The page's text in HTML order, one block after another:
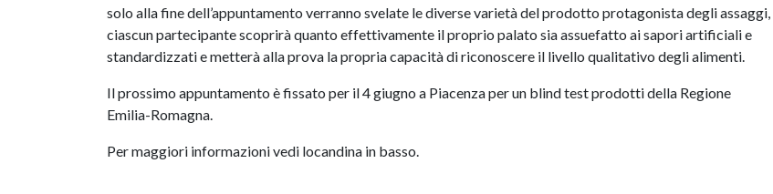
solo alla fine dell’appuntamento verranno svelate le diverse varietà del prodotto protagonista degli assaggi,
ciascun partecipante scoprirà quanto effettivamente il proprio palato sia assuefatto ai sapori artificiali e
standardizzati e metterà alla prova la propria capacità di riconoscere il livello qualitativo degli alimenti.
Il prossimo appuntamento è fissato per il 4 giugno a Piacenza per un blind test prodotti della Regione
Emilia-Romagna.
Per maggiori informazioni vedi locandina in basso.